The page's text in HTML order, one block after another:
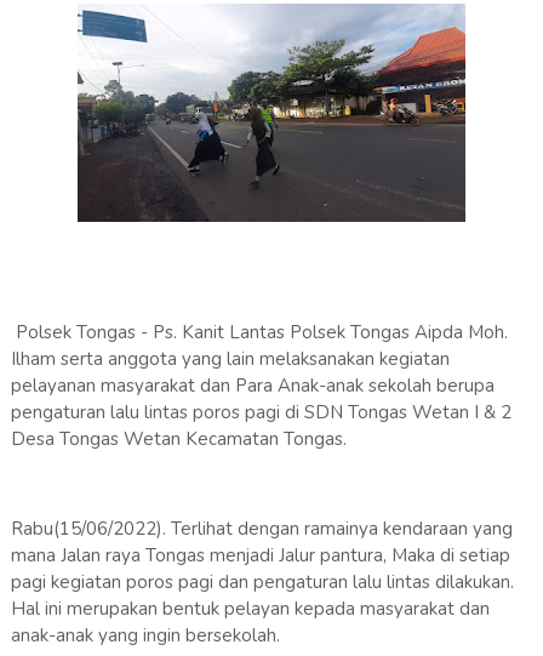
Polsek Tongas - Ps. Kanit Lantas Polsek Tongas Aipda Moh.
Ilham serta anggota yang lain melaksanakan kegiatan
pelayanan masyarakat dan Para Anak-anak sekolah berupa
pengaturan lalu lintas poros pagi di SDN Tongas Wetan I & 2
Desa Tongas Wetan Kecamatan Tongas.
Rabu(15/06/2022). Terlihat dengan ramainya kendaraan yang
mana Jalan raya Tongas menjadi Jalur pantura, Maka di setiap
pagi kegiatan poros pagi dan pengaturan lalu lintas dilakukan.
Hal ini merupakan bentuk pelayan kepada masyarakat dan
anak-anak yang ingin bersekolah.